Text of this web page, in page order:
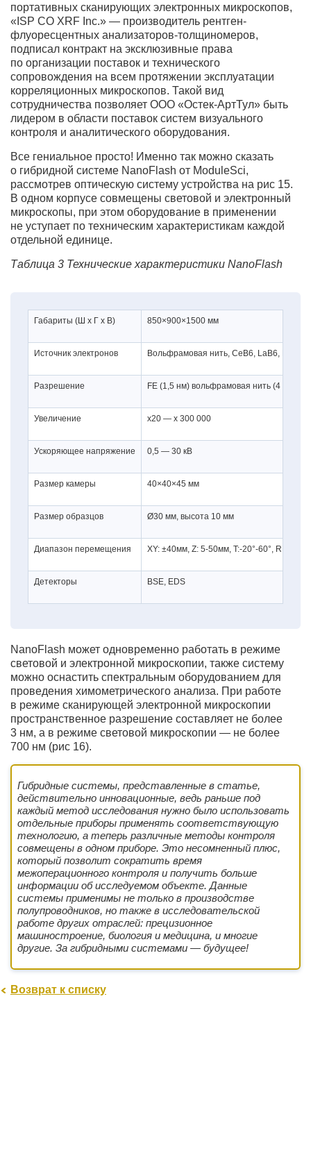
портативных сканирующих электронных микроскопов,
«ISP CO XRF Inc.» — производитель рентген-
флуоресцентных анализаторов-толщиномеров,
подписал контракт на эксклюзивные права
по организации поставок и технического
сопровождения на всем протяжении эксплуатации
корреляционных микроскопов. Такой вид
сотрудничества позволяет ООО «Остек-АртТул» быть
лидером в области поставок систем визуального
контроля и аналитического оборудования.
Все гениальное просто! Именно так можно сказать
о гибридной системе NanoFlash от ModuleSci,
рассмотрев оптическую систему устройства на рис 15.
В одном корпусе совмещены световой и электронный
микроскопы, при этом оборудование в применении
не уступает по техническим характеристикам каждой
отдельной единице.
Таблица 3 Технические характеристики NanоFlash
Габариты (Ш х Г х В) 850×900×1500 мм
Источник электронов Вольфрамовая нить, CeB6, LaB6, FE
Разрешение FE (1,5 нм) вольфрамовая нить (4 нм),
Увеличение х20 — х 300 000
Ускоряющее напряжение 0,5 — 30 кВ
Размер камеры 40×40×45 мм
Размер образцов Ø30 мм, высота 10 мм
Диапазон перемещения XY: ±40мм, Z: 5-50мм, T:-20°-60°, R: 360°
Детекторы BSE, EDS
NanoFlash может одновременно работать в режиме
световой и электронной микроскопии, также систему
можно оснастить спектральным оборудованием для
проведения химометрического анализа. При работе
в режиме сканирующей электронной микроскопии
пространственное разрешение составляет не более
3 нм, а в режиме световой микроскопии — не более
700 нм (рис 16).
Гибридные системы, представленные в статье,
действительно инновационные, ведь раньше под
каждый метод исследования нужно было использовать
отдельные приборы применять соответствующую
технологию, а теперь различные методы контроля
совмещены в одном приборе. Это несомненный плюс,
который позволит сократить время
межоперационного контроля и получить больше
информации об исследуемом объекте. Данные
системы применимы не только в производстве
полупроводников, но также в исследовательской
работе других отраслей: прецизионное
машиностроение, биология и медицина, и многие
другие. За гибридными системами — будущее!
Возврат к списку